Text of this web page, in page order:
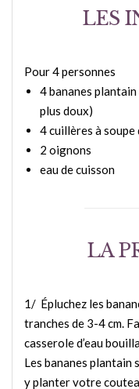
LES
Pour 4 personnes
4 bananes
plus doux)
4 cuillères à
2 oignons
eau de cuisson
LA
1/ Épluchez les
tranches de 3-4 cm.
casserole d’eau
Les bananes plantain
y planter votre